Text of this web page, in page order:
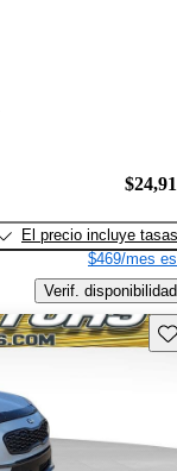
El precio incluye tasas
$469/mes
Verif. disponibilidad